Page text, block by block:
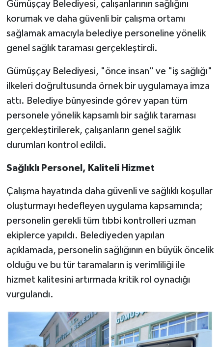
Gümüşçay Belediyesi, çalışanlarının sağlığını
korumak ve daha güvenli bir çalışma ortamı
sağlamak amacıyla belediye personeline yönelik
genel sağlık taraması gerçekleştirdi.
Gümüşçay Belediyesi, "önce insan" ve "iş sağlığı"
ilkeleri doğrultusunda örnek bir uygulamaya imza
attı. Belediye bünyesinde görev yapan tüm
personele yönelik kapsamlı bir sağlık taraması
gerçekleştirilerek, çalışanların genel sağlık
durumları kontrol edildi.
Sağlıklı Personel, Kaliteli Hizmet
Çalışma hayatında daha güvenli ve sağlıklı koşullar
oluşturmayı hedefleyen uygulama kapsamında;
personelin gerekli tüm tıbbi kontrolleri uzman
ekiplerce yapıldı. Belediyeden yapılan
açıklamada, personelin sağlığının en büyük öncelik
olduğu ve bu tür taramaların iş verimliliği ile
hizmet kalitesini artırmada kritik rol oynadığı
vurgulandı.
Siyaset
Spor
Tarım ve Ekonomi
Teknoloji
Ulusal
Yaşam